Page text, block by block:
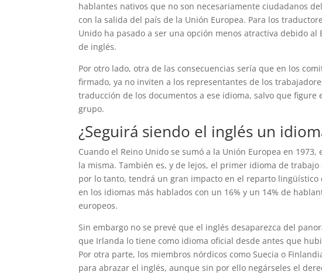
hablantes nativos que no son necesariamente ciudadanos
con la salida del país de la Unión Europea. Para los
Unido ha pasado a ser una opción menos atractiva debido
de inglés.
Por otro lado, otra de las consecuencias sería que en los
firmado, ya no inviten a los representantes de los
traducción de los documentos a ese idioma, salvo que
grupo.
¿Seguirá siendo el inglés un
Cuando el Reino Unido se sumó a la Unión Europea en
la misma. También es, y de lejos, el primer idioma de
por lo tanto, tendrá un gran impacto en el reparto lingüístico
en los idiomas más hablados con un 16% y un 14% de
europeos.
Sin embargo no se prevé que el inglés desaparezca del
que Irlanda lo tiene como idioma oficial desde antes que
Por otra parte, los miembros nórdicos como Suecia o
para abrazar el inglés, aunque sin por ello negárseles el